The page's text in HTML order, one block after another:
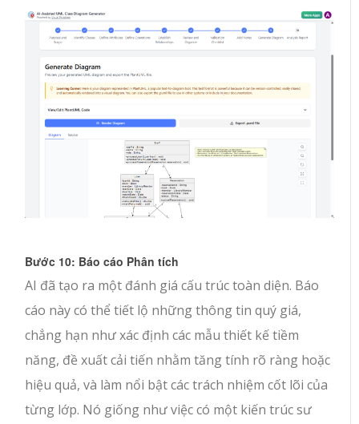
Bước 10: Báo cáo Phân tích
AI đã tạo ra một đánh giá cấu trúc toàn diện. Báo
cáo này có thể tiết lộ những thông tin quý giá,
chẳng hạn như xác định các mẫu thiết kế tiềm
năng, đề xuất cải tiến nhằm tăng tính rõ ràng hoặc
hiệu quả, và làm nổi bật các trách nhiệm cốt lõi của
từng lớp. Nó giống như việc có một kiến trúc sư